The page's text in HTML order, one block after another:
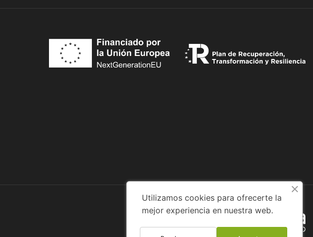
Utilizamos cookies para ofrecerte la
mejor experiencia en nuestra web.